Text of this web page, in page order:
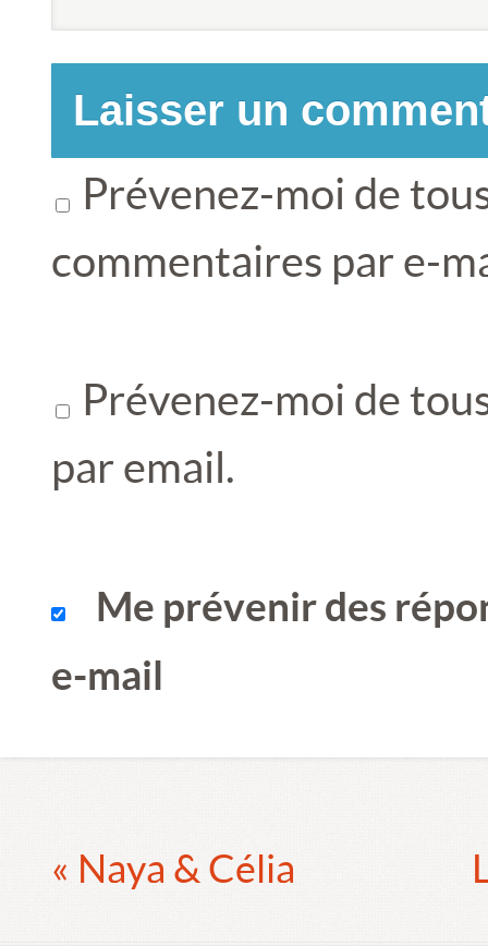
Prévenez-moi de
commentaires par e-
Prévenez-moi de
par email.
Me prévenir des
e-mail
« Naya & Célia